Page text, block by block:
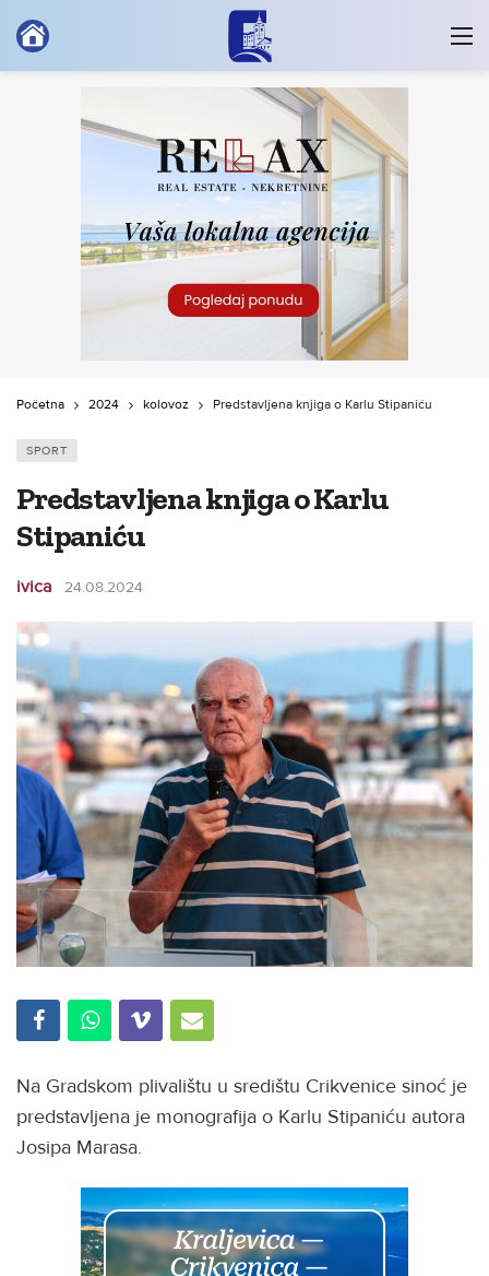
Početna 2024 kolovoz Predstavljena knjiga o Karlu Stipaniću
SPORT
Predstavljena knjiga o Karlu
Stipaniću
ivica 24.08.2024
Na Gradskom plivalištu u središtu Crikvenice sinoć je
predstavljena je monografija o Karlu Stipaniću autora
Josipa Marasa.